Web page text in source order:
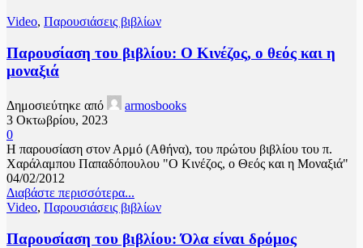
Video, Παρουσιάσεις βιβλίων
Παρουσίαση του βιβλίου: Ο Κινέζος, ο θεός και η
μοναξιά
Δημοσιεύτηκε από
armosbooks
3 Οκτωβρίου, 2023
0
Η παρουσίαση στον Αρμό (Αθήνα), του πρώτου βιβλίου του π.
Χαράλαμπου Παπαδόπουλου "Ο Κινέζος, ο Θεός και η Μοναξιά"
04/02/2012
Διαβάστε περισσότερα...
Video, Παρουσιάσεις βιβλίων
Παρουσίαση του βιβλίου: Όλα είναι δρόμος